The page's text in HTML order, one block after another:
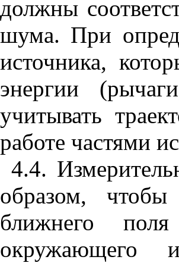
должны
шума. При
источника,
энергии
учитывать
работе частями
4.4.
образом,
ближнего
окружающего